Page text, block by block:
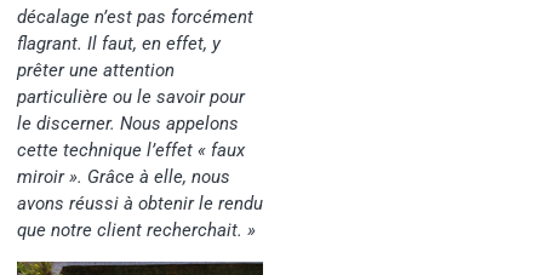
décalage n’est pas forcément
flagrant. Il faut, en effet, y
prêter une attention
particulière ou le savoir pour
le discerner. Nous appelons
cette technique l’effet « faux
miroir ». Grâce à elle, nous
avons réussi à obtenir le rendu
que notre client recherchait. »